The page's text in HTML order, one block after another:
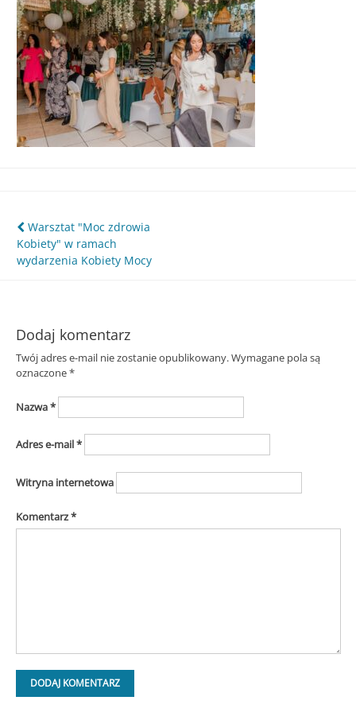
Śląska
Nawigacja
wpisu
Warsztat "Moc zdrowia
Kobiety" w ramach
wydarzenia Kobiety Mocy
Dodaj komentarz
Twój adres e-mail nie zostanie opublikowany.Wymagane pola są
oznaczone*
Nazwa*
Adres e-mail*
Witryna internetowa
Komentarz*